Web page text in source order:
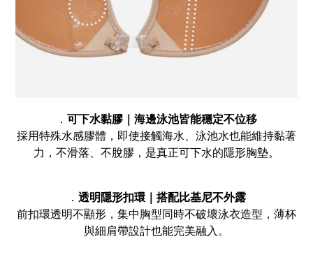
． 可下水黏膠｜海邊泳池皆能穩定不位移
採用特殊水感膠體，即使接觸海水、泳池水也能維持黏著
力，不滑落、不脫膠，是真正可下水的隱形胸墊。
． 透明隱形扣環｜搭配比基尼不外露
前扣環透明不顯形，集中胸型同時不破壞泳衣造型，薄杯
與細肩帶設計也能完美融入。